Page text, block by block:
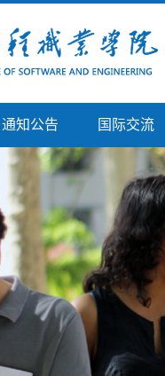
通知公告 国际交流